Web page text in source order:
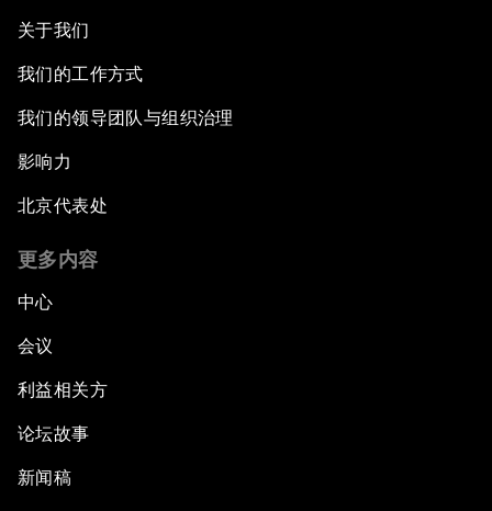
关于我们
我们的工作方式
我们的领导团队与组织治理
影响力
北京代表处
更多内容
中心
会议
利益相关方
论坛故事
新闻稿